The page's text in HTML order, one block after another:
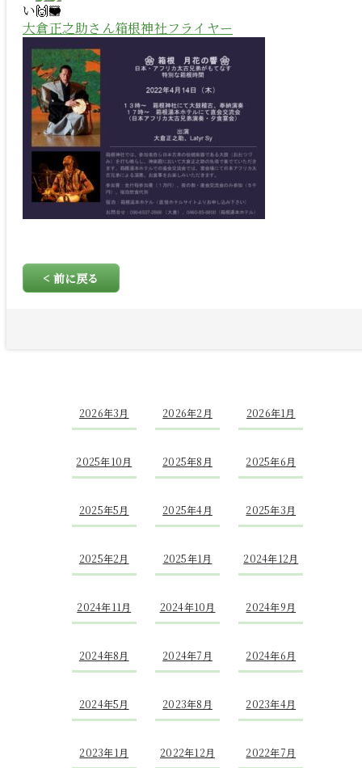
い
大倉正之助さん箱根神社フライヤー
< 前に戻る
2026年3月 2026年2月 2026年1月
2025年10月 2025年8月 2025年6月
2025年5月 2025年4月 2025年3月
2025年2月 2025年1月 2024年12月
2024年11月 2024年10月 2024年9月
2024年8月 2024年7月 2024年6月
2024年5月 2023年8月 2023年4月
2023年1月 2022年12月 2022年7月